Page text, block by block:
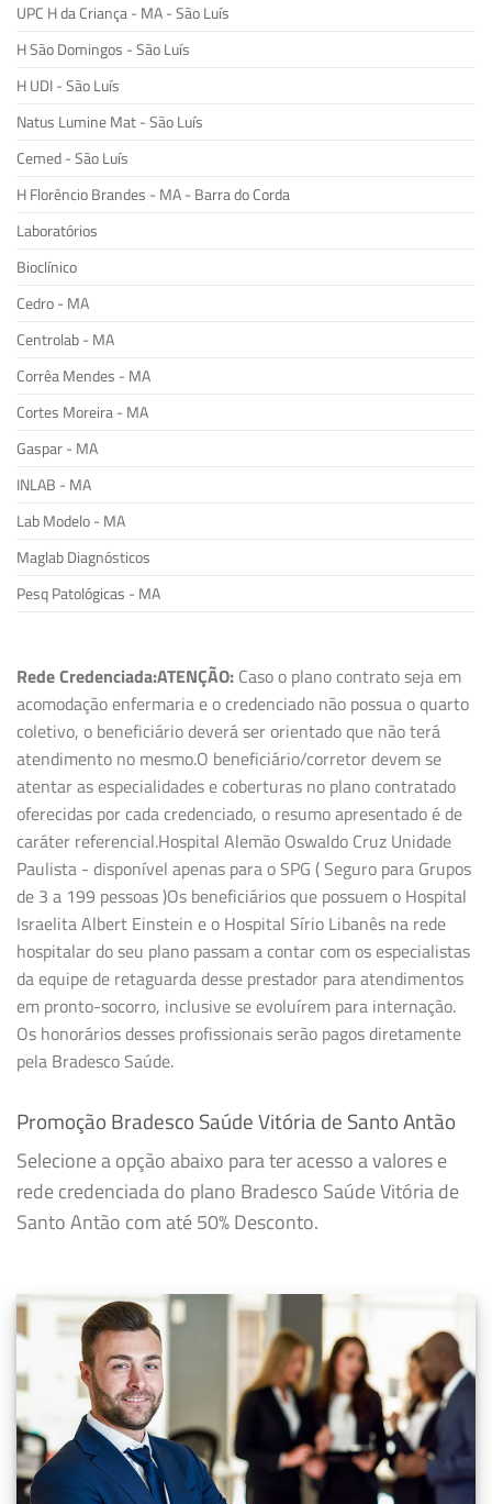
UPC H da Criança - MA - São Luís
H São Domingos - São Luís
H UDI - São Luís
Natus Lumine Mat - São Luís
Cemed - São Luís
H Florêncio Brandes - MA - Barra do Corda
Laboratórios
Bioclínico
Cedro - MA
Centrolab - MA
Corrêa Mendes - MA
Cortes Moreira - MA
Gaspar - MA
INLAB - MA
Lab Modelo - MA
Maglab Diagnósticos
Pesq Patológicas - MA
Rede Credenciada:ATENÇÃO: Caso o plano contrato seja em
acomodação enfermaria e o credenciado não possua o quarto
coletivo, o beneficiário deverá ser orientado que não terá
atendimento no mesmo.O beneficiário/corretor devem se
atentar as especialidades e coberturas no plano contratado
oferecidas por cada credenciado, o resumo apresentado é de
caráter referencial.Hospital Alemão Oswaldo Cruz Unidade
Paulista - disponível apenas para o SPG ( Seguro para Grupos
de 3 a 199 pessoas )Os beneficiários que possuem o Hospital
Israelita Albert Einstein e o Hospital Sírio Libanês na rede
hospitalar do seu plano passam a contar com os especialistas
da equipe de retaguarda desse prestador para atendimentos
em pronto-socorro, inclusive se evoluírem para internação.
Os honorários desses profissionais serão pagos diretamente
pela Bradesco Saúde.
Promoção Bradesco Saúde Vitória de Santo Antão
Selecione a opção abaixo para ter acesso a valores e
rede credenciada do plano Bradesco Saúde Vitória de
Santo Antão com até 50% Desconto.